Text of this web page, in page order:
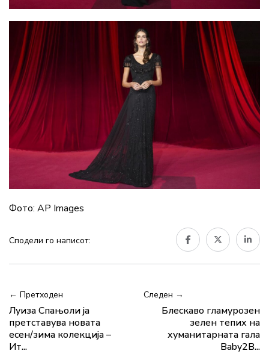
Фото: AP Images
Сподели го написот:
← Претходен
Луиза Спањоли ја
претставува новата
есен/зима колекција –
Ит...
Следен →
Блескаво гламурозен
зелен тепих на
хуманитарната гала
Baby2B...